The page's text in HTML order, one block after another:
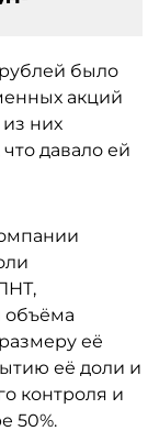
было
акций
них
давало ей
объёма
её
её доли и
контроля и
50%.